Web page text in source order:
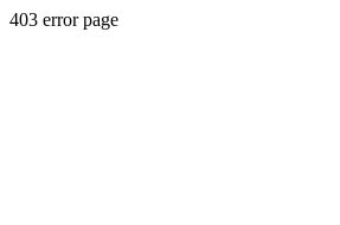
403 error page